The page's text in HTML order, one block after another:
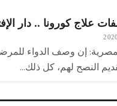
علاج كورونا .. دار
إن وصف الدواء
النصح لهم، كل ذلك...